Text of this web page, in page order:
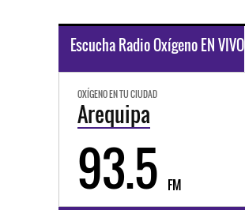
Escucha Radio Oxígeno EN VIVO
OXÍGENO EN TU CIUDAD
Arequipa
93.5 FM